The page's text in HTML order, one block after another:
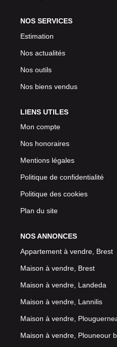
NOS SERVICES
Estimation
Nos actualités
Nos outils
Nos biens vendus
LIENS UTILES
Mon compte
Nos honoraires
Mentions légales
Politique de confidentialité
Politique des cookies
Plan du site
NOS ANNONCES
Appartement à vendre, Brest
Maison à vendre, Brest
Maison à vendre, Landeda
Maison à vendre, Lannilis
Maison à vendre,
Maison à vendre, Plouneour